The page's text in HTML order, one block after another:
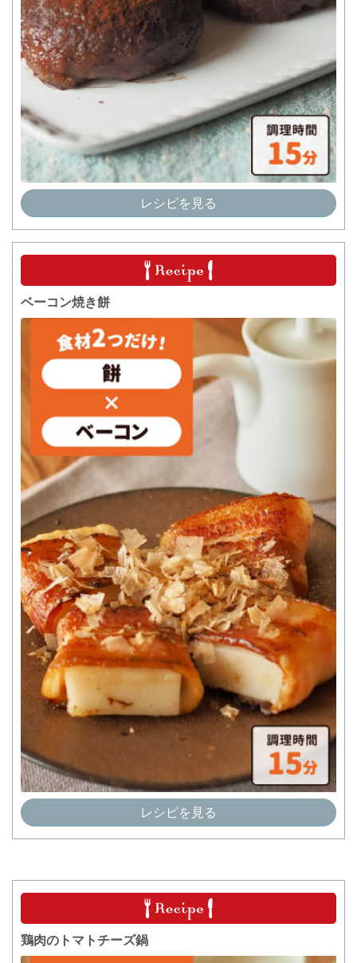
レシピを見る
ベーコン焼き餅
レシピを見る
鶏肉のトマトチーズ鍋